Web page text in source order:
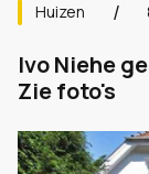
Huizen
Ivo Niehe
Zie foto's